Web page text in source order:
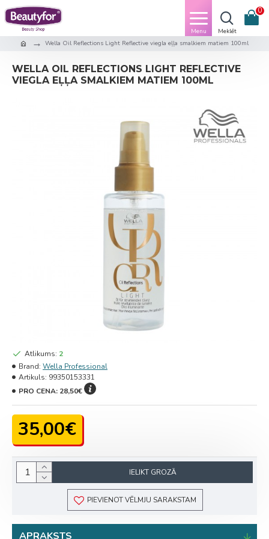
0
Wella Oil Reflections Light Reflective viegla eļļa smalkiem matiem 100ml
WELLA OIL REFLECTIONS LIGHT REFLECTIVE
VIEGLA EĻĻA SMALKIEM MATIEM 100ML
35,00€
Atlikums: 2
Brand: Wella Professional
Artikuls: 99350153331
PRO CENA: 28,50€
IELIKT GROZĀ
PIEVIENOT VĒLMJU SARAKSTAM
APRAKSTS